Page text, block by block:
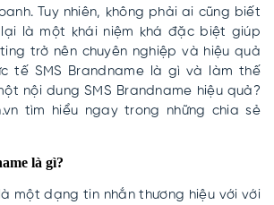
Tuy nhiên, không phải ai cũng biết
lại là một khái niệm khá đặc biệt giúp
trở nên chuyên nghiệp và hiệu quả
tế SMS Brandname là gì và làm thế
nội dung SMS Brandname hiệu quả?
tìm hiểu ngay trong những chia sẻ
là gì?
một dạng tin nhắn thương hiệu với với